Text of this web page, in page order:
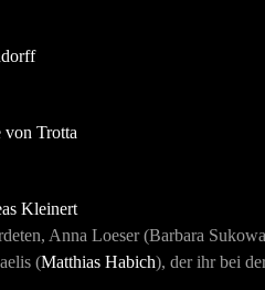
von Trotta
Kleinert
Anna Loeser (Barbara
(Matthias Habich), der ihr bei